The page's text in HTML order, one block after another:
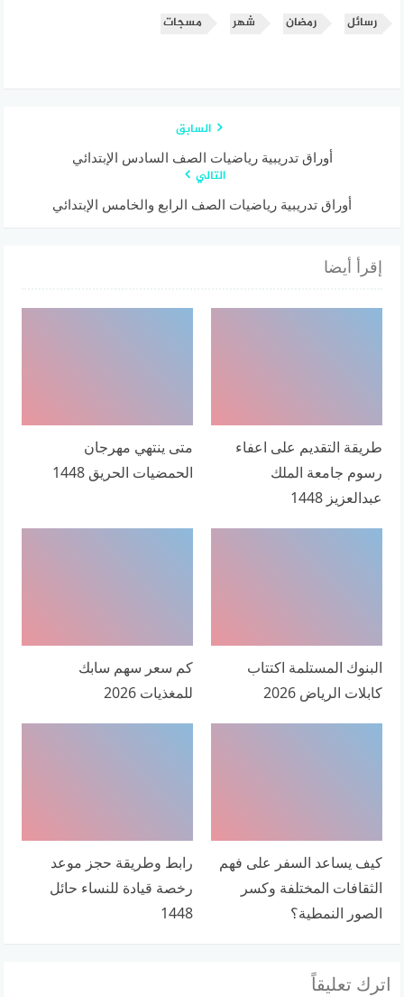
رسائل رمضان شهر مسجات
السابق
أوراق تدريبية رياضيات الصف السادس الإبتدائي
التالي
أوراق تدريبية رياضيات الصف الرابع والخامس الإبتدائي
إقرأ أيضا
طريقة التقديم على اعفاء
رسوم جامعة الملك
عبدالعزيز 1448
متى ينتهي مهرجان
الحمضيات الحريق 1448
البنوك المستلمة اكتتاب
كابلات الرياض 2026
كم سعر سهم سابك
للمغذيات 2026
كيف يساعد السفر على فهم
الثقافات المختلفة وكسر
الصور النمطية؟
رابط وطريقة حجز موعد
رخصة قيادة للنساء حائل
1448
اترك تعليقاً